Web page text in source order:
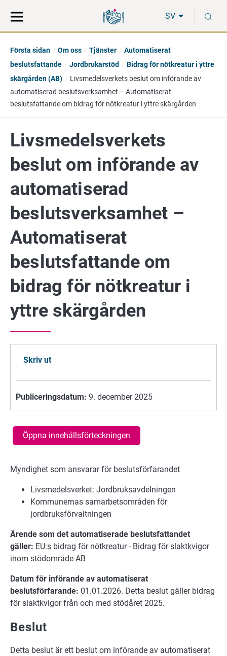
direkt
till
på
hela
SV
Första sidan Om oss Tjänster
Automatiserat
beslutsfattande
Jordbrukarstöd
Bidrag för nötkreatur i yttre
skärgården (AB)
Livsmedelsverkets beslut om införande av
automatiserad beslutsverksamhet – Automatiserat
beslutsfattande om bidrag för nötkreatur i yttre skärgården
Livsmedelsverkets
beslut om införande av
automatiserad
beslutsverksamhet –
Automatiserat
beslutsfattande om
bidrag för nötkreatur i
yttre skärgården
Skriv ut
Publiceringsdatum: 9. december 2025
Öppna innehållsförteckningen
Myndighet som ansvarar för beslutsförfarandet
Livsmedelsverket: Jordbruksavdelningen
Kommunernas samarbetsområden för
jordbruksförvaltningen
Ärende som det automatiserade beslutsfattandet
gäller: EU:s bidrag för nötkreatur - Bidrag för slaktkvigor
inom stödområde AB
Datum för införande av automatiserat
beslutsförfarande: 01.01.2026. Detta beslut gäller bidrag
för slaktkvigor från och med stödåret 2025.
Beslut
Detta beslut är ett beslut om införande av automatiserat